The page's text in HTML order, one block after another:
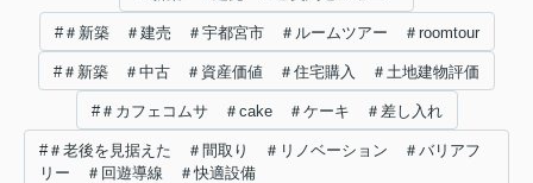
#＃新築 ＃建売 ＃宇都宮市 ＃ルームツアー ＃roomtour
#＃新築 ＃中古 ＃資産価値 ＃住宅購入 ＃土地建物評価
#＃カフェコムサ ＃cake ＃ケーキ ＃差し入れ
#＃老後を見据えた ＃間取り ＃リノベーション ＃バリアフ
リー ＃回遊導線 ＃快適設備